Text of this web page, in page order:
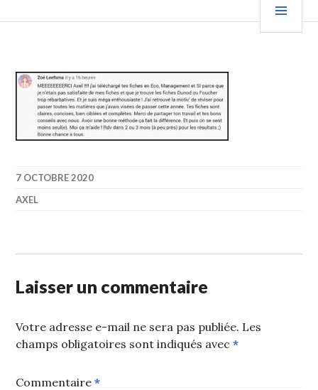
au
7 OCTOBRE 2020
AXEL
Laisser un commentaire
Votre adresse e-mail ne sera pas publiée. Les
champs obligatoires sont indiqués avec*
Commentaire*